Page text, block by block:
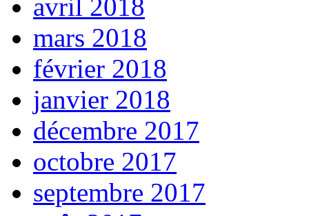
avril 2018
mars 2018
février 2018
janvier 2018
décembre 2017
octobre 2017
septembre 2017